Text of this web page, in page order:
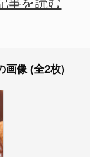
画像 (全2枚)